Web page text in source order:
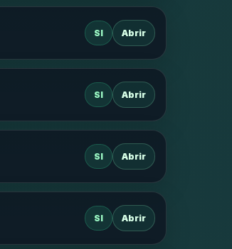
SI Abrir
SI Abrir
SI Abrir
SI Abrir